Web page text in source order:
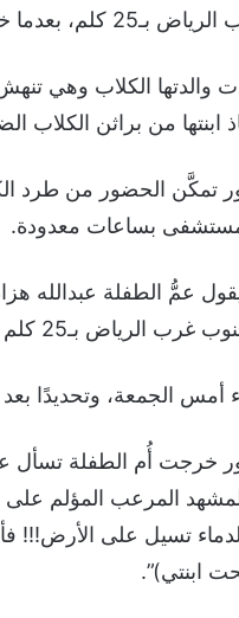
خرجت من استراحة أهلها للحظات.
والدتها الكلاب وهي
ابنتها من براثن الكلاب
تمكَّن الحضور من طرد
بساعات معدودة.
عمُّ الطفلة عبدالله
الرياض بـ25 كلم بشكل مستمر.
الجمعة، وتحديدًا
خرجت أُم الطفلة تسأل
والدماء تسيل على الأرض!!!
ابنتي)”.